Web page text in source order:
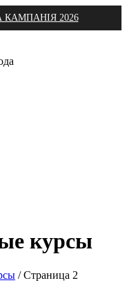
2026
курсы
/Страница 2